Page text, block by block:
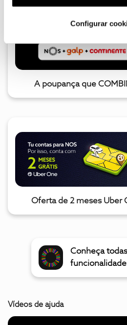
utilização dos cookies clicando
Configurar
A poupança que
Oferta de 2 meses Uber
Conheça
Vídeos de ajuda